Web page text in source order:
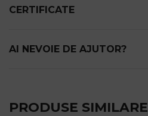
CERTIFICATE
AI NEVOIE DE AJUTOR?
PRODUSE SIMILARE